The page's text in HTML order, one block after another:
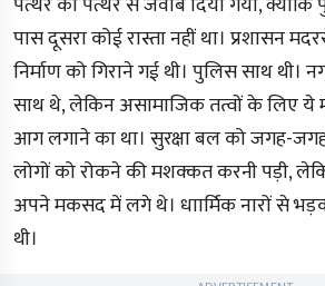
पास दूसरा कोई रास्ता नहीं था। प्रशासन
निर्माण को गिराने गई थी। पुलिस साथ थी।
साथ थे, लेकिन असामाजिक तत्वों के लिए
आग लगाने का था। सुरक्षा बल को जगह-
लोगों को रोकने की मशक्कत करनी पड़ी,
अपने मकसद में लगे थे। धाार्मिक नारों से
थी।